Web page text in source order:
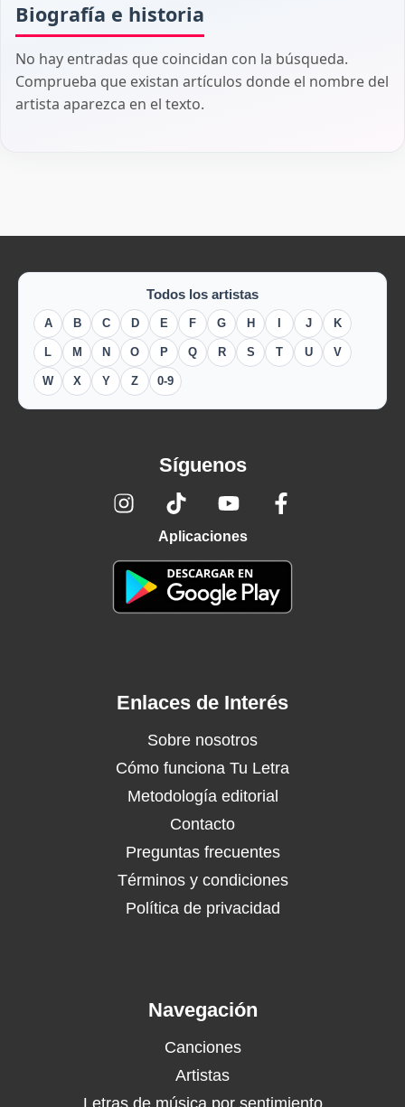
Biografía e historia
No hay entradas que coincidan con la búsqueda.
Comprueba que existan artículos donde el nombre del
artista aparezca en el texto.
Todos los artistas
A B C D E F G H J K
L M N O P Q R S T U V
W X Y Z 0-9
Síguenos
Aplicaciones
Enlaces de Interés
Sobre nosotros
Cómo funciona Tu Letra
Metodología editorial
Contacto
Preguntas frecuentes
Términos y condiciones
Política de privacidad
Navegación
Canciones
Artistas